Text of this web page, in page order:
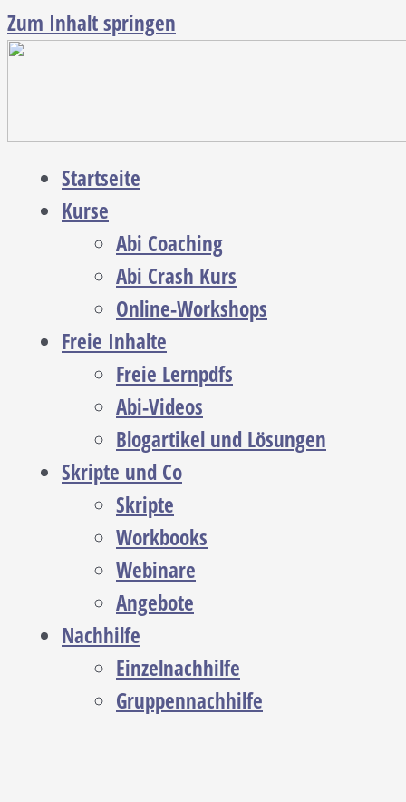
Zum Inhalt springen
Startseite
Kurse
Abi Coaching
Abi Crash Kurs
Online-Workshops
Freie Inhalte
Freie Lernpdfs
Abi-Videos
Blogartikel und Lösungen
Skripte und Co
Skripte
Workbooks
Webinare
Angebote
Nachhilfe
Einzelnachhilfe
Gruppennachhilfe